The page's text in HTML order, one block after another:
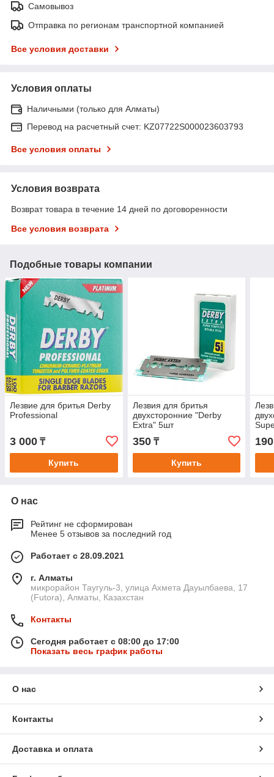
Самовывоз
Отправка по регионам транспортной компанией
Все условия доставки
Условия оплаты
Наличными (только для Алматы)
Перевод на расчетный счет: KZ07722S000023603793
Все условия оплаты
Условия возврата
Возврат товара в течение 14 дней по договоренности
Все условия возврата
Подобные товары компании
Лезвие для бритья Derby
Professional
3 000 ₸
Купить
Лезвия для бритья
двухсторонние "Derby
Extra" 5шт
350₸
Купить
190
О нас
Рейтинг не сформирован
Менее 5 отзывов за последний год
Работает с 28.09.2021
г. Алматы
микрорайон Таугуль-3, улица Ахмета Дауылбаева, 17
(Futora), Алматы, Казахстан
Контакты
Сегодня работает с 08:00 до 17:00
Показать весь график работы
О нас
Контакты
Доставка и оплата